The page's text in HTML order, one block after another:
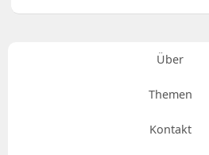
Über
Themen
Kontakt